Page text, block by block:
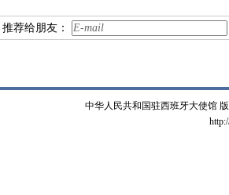
推荐给朋友：
中华人民共和国驻西班牙大使馆